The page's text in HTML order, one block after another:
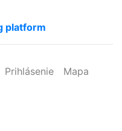
platform
Prihlásenie
Mapa